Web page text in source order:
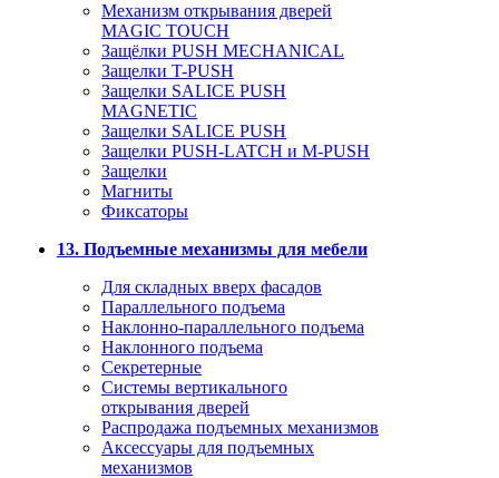
Механизм открывания дверей
MAGIC TOUCH
Защёлки PUSH MECHANICAL
Защелки T-PUSH
Защелки SALICE PUSH
MAGNETIC
Защелки SALICE PUSH
Защелки PUSH-LATCH и M-PUSH
Защелки
Магниты
Фиксаторы
13. Подъемные механизмы для мебели
Для складных вверх фасадов
Параллельного подъема
Наклонно-параллельного подъема
Наклонного подъема
Секретерные
Системы вертикального
открывания дверей
Распродажа подъемных механизмов
Аксессуары для подъемных
механизмов